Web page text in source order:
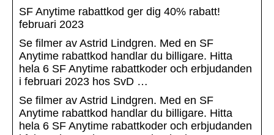
SF Anytime rabattkod ger dig 40% rabatt!
februari 2023
Se filmer av Astrid Lindgren. Med en SF
Anytime rabattkod handlar du billigare. Hitta
hela 6 SF Anytime rabattkoder och erbjudanden
i februari 2023 hos SvD …
Se filmer av Astrid Lindgren. Med en SF
Anytime rabattkod handlar du billigare. Hitta
hela 6 SF Anytime rabattkoder och erbjudanden